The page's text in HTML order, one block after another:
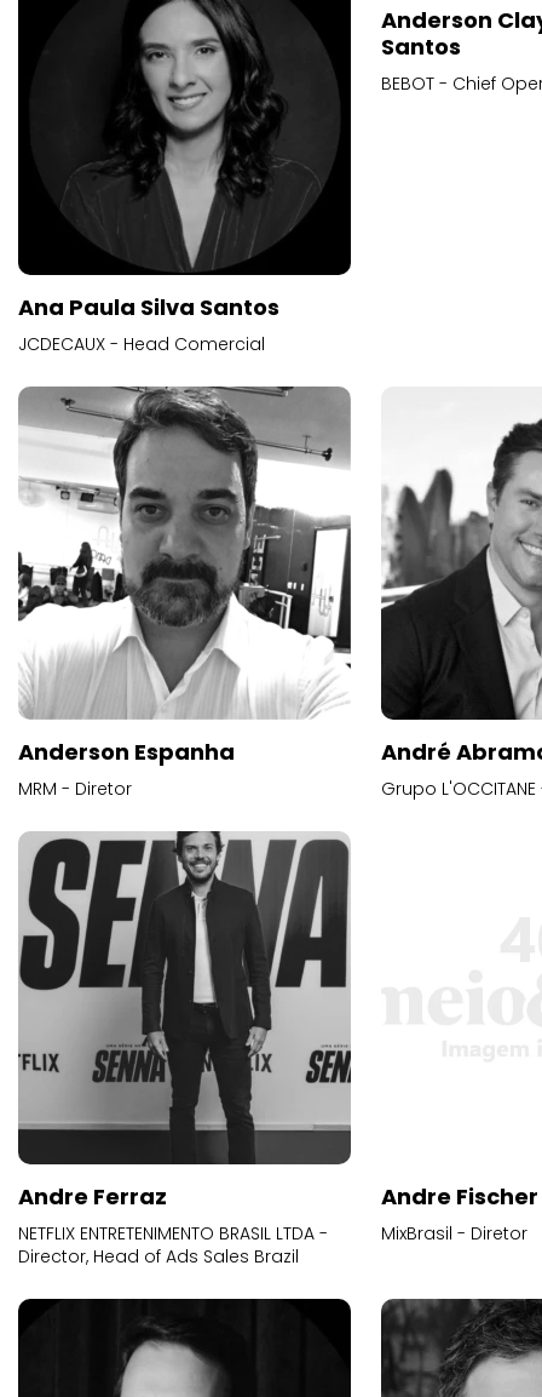
Ana Paula Silva Santos
JCDECAUX - Head Comercial
Anderson
Santos
BEBOT - Chief
Anderson Espanha
MRM - Diretor
André
Grupo
Andre Ferraz
NETFLIX ENTRETENIMENTO BRASIL LTDA -
Director, Head of Ads Sales Brazil
Andre Fischer
MixBrasil - Diretor